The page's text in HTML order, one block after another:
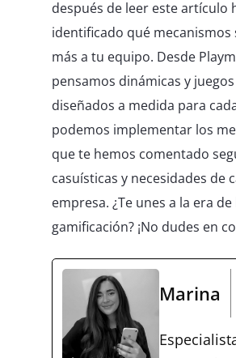
después de leer este artículo
identificado qué mecanismos
más a tu equipo. Desde
pensamos dinámicas y
diseñados a medida para
podemos implementar los
que te hemos comentado
casuísticas y necesidades de
empresa. ¿Te unes a la era de
gamificación? ¡No dudes en
Marina